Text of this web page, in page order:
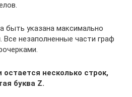
быть указана максимально
незаполненные части граф
несколько строк,
буква Z.